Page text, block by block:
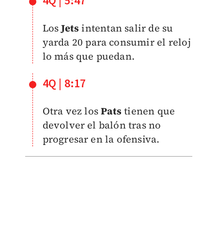
LosJets intentan salir de su
yarda 20 para consumir el reloj
lo más que puedan.
4Q | 8:17
Otra vez losPats tienen que
devolver el balón tras no
progresar en la ofensiva.